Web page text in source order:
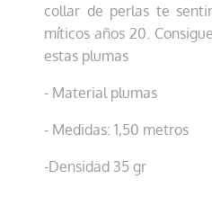
collar de perlas te
míticos años 20.
estas plumas
- Material plumas
- Medidas: 1,50 metros
-Densidad 35 gr